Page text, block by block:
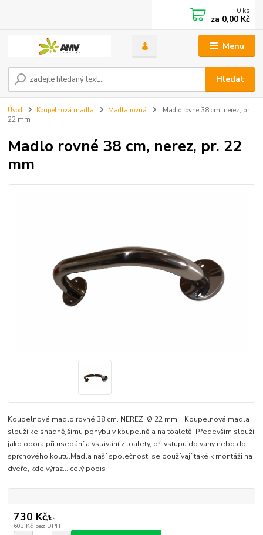
Menu
Hledat
0 ks
za 0,00 Kč
Úvod Koupelnová madla Madla rovná
Madlo rovné 38 cm, nerez, pr.
22 mm
Madlo rovné 38 cm, nerez, pr. 22
mm
Koupelnové madlo rovné 38 cm. NEREZ, Ø 22 mm. Koupelnová madla
slouží ke snadnějšímu pohybu v koupelně a na toaletě. Především slouží
jako opora při usedání a vstávání z toalety, při vstupu do vany nebo do
sprchového koutu.Madla naší společnosti se používají také k montáži na
dveře, kde výraz... celý popis
730 Kč/ks
603 Kč bez DPH